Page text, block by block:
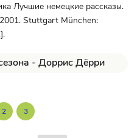
Лучшие немецкие рассказы.
Stuttgart München:
- Доррис Дёрри
2 3